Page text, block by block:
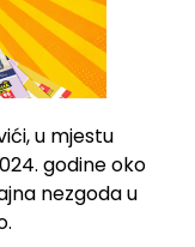
u mjestu
godine oko
nezgoda u